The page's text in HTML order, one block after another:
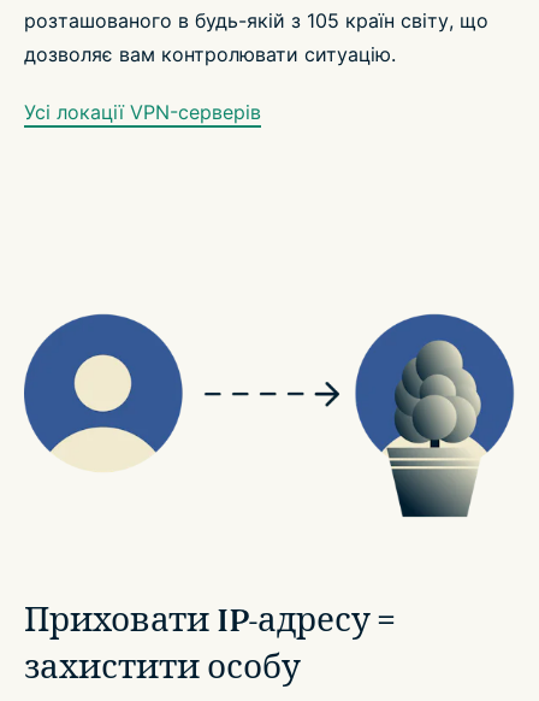
розташованого в будь-якій з 105 країн світу, що
дозволяє вам контролювати ситуацію.
Усі локації VPN-серверів
Приховати IP-адресу =
захистити особу